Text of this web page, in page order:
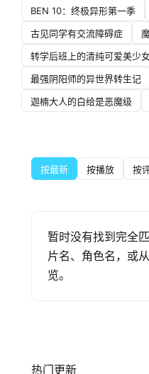
BEN 10：终极异形第一季
古见同学有交流障碍症
转学后班上的清纯可爱美少
最强阴阳师的异世界转生记
迦楠大人的白给是恶魔级
按最新 按播放 按
暂时没有找到完全
片名、角色名，或
览。
热门更新